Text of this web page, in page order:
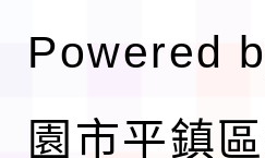
Powered
園市平鎮